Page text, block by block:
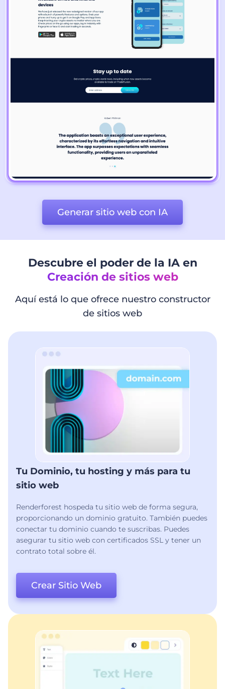
Generar sitio web con IA
Descubre el poder de la IA en
Creación de sitios web
Aquí está lo que ofrece nuestro constructor
de sitios web
Tu Dominio, tu hosting y más para tu
sitio web
Renderforest hospeda tu sitio web de forma segura,
proporcionando un dominio gratuito. También puedes
conectar tu dominio cuando te suscribas. Puedes
asegurar tu sitio web con certificados SSL y tener un
contrato total sobre él.
Crear Sitio Web